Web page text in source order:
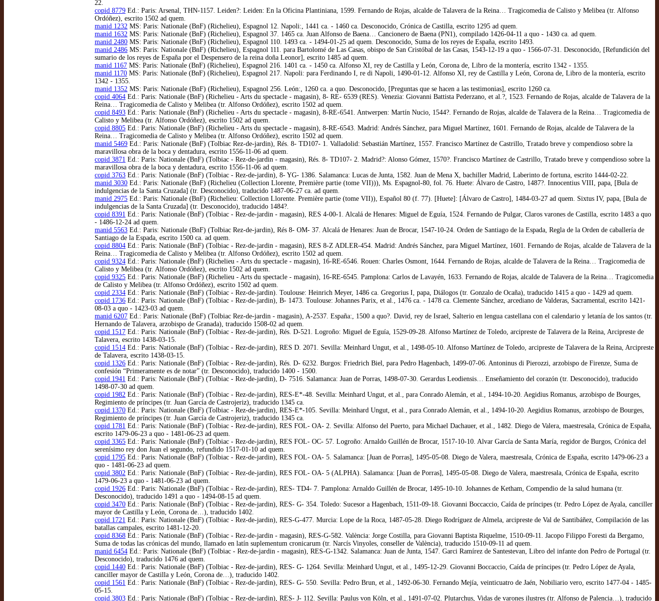
22.
copid 8779 Ed.: Paris: Arsenal, THN-1157. Leiden?: Leiden: En la Oficina Plantiniana, 1599. Fernando de Rojas, alcalde de Talavera de la Reina… Tragicomedia de Calisto y Melibea (tr. Alfonso
Ordóñez), escrito 1502 ad quem.
manid 1232 MS: Paris: Nationale (BnF) (Richelieu), Espagnol 12. Napoli:, 1441 ca. - 1460 ca. Desconocido, Crónica de Castilla, escrito 1295 ad quem.
manid 1632 MS: Paris: Nationale (BnF) (Richelieu), Espagnol 37. 1465 ca. Juan Alfonso de Baena… Cancionero de Baena (PN1), compilado 1426-04-11 a quo - 1430 ca. ad quem.
manid 2480 MS: Paris: Nationale (BnF) (Richelieu), Espagnol 110. 1493 ca. - 1494-01-25 ad quem. Desconocido, Suma de los reyes de España, escrito 1493.
manid 2486 MS: Paris: Nationale (BnF) (Richelieu), Espagnol 111. para Bartolomé de Las Casas, obispo de San Cristóbal de las Casas, 1543-12-19 a quo - 1566-07-31. Desconocido, [Refundición del
sumario de los reyes de España por el Despensero de la reina doña Leonor], escrito 1485 ad quem.
manid 1167 MS: Paris: Nationale (BnF) (Richelieu), Espagnol 216. 1401 ca. - 1450 ca. Alfonso XI, rey de Castilla y León, Corona de, Libro de la montería, escrito 1342 - 1355.
manid 1170 MS: Paris: Nationale (BnF) (Richelieu), Espagnol 217. Napoli: para Ferdinando I, re di Napoli, 1490-01-12. Alfonso XI, rey de Castilla y León, Corona de, Libro de la montería, escrito
1342 - 1355.
manid 1352 MS: Paris: Nationale (BnF) (Richelieu), Espagnol 256. León:, 1260 ca. a quo. Desconocido, [Preguntas que se hacen a las testimonias], escrito 1260 ca.
copid 4064 Ed.: Paris: Nationale (BnF) (Richelieu - Arts du spectacle - magasin), 8- RE- 6539 (RES). Venezia: Giovanni Battista Pederzano, et al.?, 1523. Fernando de Rojas, alcalde de Talavera de la
Reina… Tragicomedia de Calisto y Melibea (tr. Alfonso Ordóñez), escrito 1502 ad quem.
copid 8493 Ed.: Paris: Nationale (BnF) (Richelieu - Arts du spectacle - magasin), 8-RE-6541. Antwerpen: Martín Nucio, 1544?. Fernando de Rojas, alcalde de Talavera de la Reina… Tragicomedia de
Calisto y Melibea (tr. Alfonso Ordóñez), escrito 1502 ad quem.
copid 8805 Ed.: Paris: Nationale (BnF) (Richelieu - Arts du spectacle - magasin), 8-RE-6543. Madrid: Andrés Sánchez, para Miguel Martínez, 1601. Fernando de Rojas, alcalde de Talavera de la
Reina… Tragicomedia de Calisto y Melibea (tr. Alfonso Ordóñez), escrito 1502 ad quem.
manid 5469 Ed.: Paris: Nationale (BnF) (Tolbiac Rez-de-jardin), Rés. 8- TD107- 1. Valladolid: Sebastián Martínez, 1557. Francisco Martínez de Castrillo, Tratado breve y compendioso sobre la
maravillosa obra de la boca y dentadura, escrito 1556-11-06 ad quem.
copid 3871 Ed.: Paris: Nationale (BnF) (Tolbiac - Rez-de-jardin - magasin), Rés. 8- TD107- 2. Madrid?: Alonso Gómez, 1570?. Francisco Martínez de Castrillo, Tratado breve y compendioso sobre la
maravillosa obra de la boca y dentadura, escrito 1556-11-06 ad quem.
copid 3763 Ed.: Paris: Nationale (BnF) (Tolbiac - Rez-de-jardin), 8- YG- 1386. Salamanca: Lucas de Junta, 1582. Juan de Mena X, bachiller Madrid, Laberinto de fortuna, escrito 1444-02-22.
manid 3030 Ed.: Paris: Nationale (BnF) (Richelieu (Collection Llorente, Première partie (tome VII))), Ms. Espagnol-80, fol. 76. Huete: Álvaro de Castro, 1487?. Innocentius VIII, papa, [Bula de
indulgencias de la Santa Cruzada] (tr. Desconocido), traducido 1487-06-27 ca. ad quem.
manid 2975 Ed.: Paris: Nationale (BnF) (Richelieu: Collection Llorente. Première partie (tome VII)), Español 80 (f. 77). [Huete]: [Álvaro de Castro], 1484-03-27 ad quem. Sixtus IV, papa, [Bula de
indulgencias de la Santa Cruzada] (tr. Desconocido), traducido 1484?.
copid 8391 Ed.: Paris: Nationale (BnF) (Tolbiac - Rez-de-jardin - magasin), RES 4-00-1. Alcalá de Henares: Miguel de Eguía, 1524. Fernando de Pulgar, Claros varones de Castilla, escrito 1483 a quo
- 1486-12-24 ad quem.
manid 5563 Ed.: Paris: Nationale (BnF) (Tolbiac Rez-de-jardin), Rés 8- OM- 37. Alcalá de Henares: Juan de Brocar, 1547-10-24. Orden de Santiago de la Espada, Regla de la Orden de caballería de
Santiago de la Espada, escrito 1500 ca. ad quem.
copid 8804 Ed.: Paris: Nationale (BnF) (Tolbiac - Rez-de-jardin - magasin), RES 8-Z ADLER-454. Madrid: Andrés Sánchez, para Miguel Martínez, 1601. Fernando de Rojas, alcalde de Talavera de la
Reina… Tragicomedia de Calisto y Melibea (tr. Alfonso Ordóñez), escrito 1502 ad quem.
copid 9324 Ed.: Paris: Nationale (BnF) (Richelieu - Arts du spectacle - magasin), 16-RE-6546. Rouen: Charles Osmont, 1644. Fernando de Rojas, alcalde de Talavera de la Reina… Tragicomedia de
Calisto y Melibea (tr. Alfonso Ordóñez), escrito 1502 ad quem.
copid 9325 Ed.: Paris: Nationale (BnF) (Richelieu - Arts du spectacle - magasin), 16-RE-6545. Pamplona: Carlos de Lavayén, 1633. Fernando de Rojas, alcalde de Talavera de la Reina… Tragicomedia
de Calisto y Melibea (tr. Alfonso Ordóñez), escrito 1502 ad quem.
copid 2334 Ed.: Paris: Nationale (BnF) (Tolbiac - Rez-de-jardin). Toulouse: Heinrich Meyer, 1486 ca. Gregorius I, papa, Diálogos (tr. Gonzalo de Ocaña), traducido 1415 a quo - 1429 ad quem.
copid 1736 Ed.: Paris: Nationale (BnF) (Tolbiac - Rez-de-jardin), B- 1473. Toulouse: Johannes Parix, et al., 1476 ca. - 1478 ca. Clemente Sánchez, arcediano de Valderas, Sacramental, escrito 1421-
08-03 a quo - 1423-03 ad quem.
manid 6207 Ed.: Paris: Nationale (BnF) (Tolbiac Rez-de-jardin - magasin), A-2537. España:, 1500 a quo?. David, rey de Israel, Salterio en lengua castellana con el calendario y letanía de los santos (tr.
Hernando de Talavera, arzobispo de Granada), traducido 1508-02 ad quem.
copid 1517 Ed.: Paris: Nationale (BnF) (Tolbiac - Rez-de-jardin), Rés. D-521. Logroño: Miguel de Eguía, 1529-09-28. Alfonso Martínez de Toledo, arcipreste de Talavera de la Reina, Arcipreste de
Talavera, escrito 1438-03-15.
copid 1514 Ed.: Paris: Nationale (BnF) (Tolbiac - Rez-de-jardin), RES D. 2071. Sevilla: Meinhard Ungut, et al., 1498-05-10. Alfonso Martínez de Toledo, arcipreste de Talavera de la Reina, Arcipreste
de Talavera, escrito 1438-03-15.
copid 1326 Ed.: Paris: Nationale (BnF) (Tolbiac - Rez-de-jardin), Rés. D- 6232. Burgos: Friedrich Biel, para Pedro Hagenbach, 1499-07-06. Antoninus di Pierozzi, arzobispo de Firenze, Suma de
confesión “Primeramente es de notar” (tr. Desconocido), traducido 1400 - 1500.
copid 1941 Ed.: Paris: Nationale (BnF) (Tolbiac - Rez-de-jardin), D- 7516. Salamanca: Juan de Porras, 1498-07-30. Gerardus Leodiensis… Enseñamiento del corazón (tr. Desconocido), traducido
1498-07-30 ad quem.
copid 1982 Ed.: Paris: Nationale (BnF) (Tolbiac - Rez-de-jardin), RES-E*-48. Sevilla: Meinhard Ungut, et al., para Conrado Alemán, et al., 1494-10-20. Aegidius Romanus, arzobispo de Bourges,
Regimiento de príncipes (tr. Juan García de Castrojeriz), traducido 1345 ca.
copid 1370 Ed.: Paris: Nationale (BnF) (Tolbiac - Rez-de-jardin), RES-E*-105. Sevilla: Meinhard Ungut, et al., para Conrado Alemán, et al., 1494-10-20. Aegidius Romanus, arzobispo de Bourges,
Regimiento de príncipes (tr. Juan García de Castrojeriz), traducido 1345 ca.
copid 1781 Ed.: Paris: Nationale (BnF) (Tolbiac - Rez-de-jardin), RES FOL- OA- 2. Sevilla: Alfonso del Puerto, para Michael Dachauer, et al., 1482. Diego de Valera, maestresala, Crónica de España,
escrito 1479-06-23 a quo - 1481-06-23 ad quem.
copid 3365 Ed.: Paris: Nationale (BnF) (Tolbiac - Rez-de-jardin), RES FOL- OC- 57. Logroño: Arnaldo Guillén de Brocar, 1517-10-10. Alvar García de Santa María, regidor de Burgos, Crónica del
serenísimo rey don Juan el segundo, refundido 1517-01-10 ad quem.
copid 1795 Ed.: Paris: Nationale (BnF) (Tolbiac - Rez-de-jardin), RES FOL- OA- 5. Salamanca: [Juan de Porras], 1495-05-08. Diego de Valera, maestresala, Crónica de España, escrito 1479-06-23 a
quo - 1481-06-23 ad quem.
copid 3802 Ed.: Paris: Nationale (BnF) (Tolbiac - Rez-de-jardin), RES FOL- OA- 5 (ALPHA). Salamanca: [Juan de Porras], 1495-05-08. Diego de Valera, maestresala, Crónica de España, escrito
1479-06-23 a quo - 1481-06-23 ad quem.
copid 1926 Ed.: Paris: Nationale (BnF) (Tolbiac - Rez-de-jardin), RES- TD4- 7. Pamplona: Arnaldo Guillén de Brocar, 1495-10-10. Johannes de Ketham, Compendio de la salud humana (tr.
Desconocido), traducido 1491 a quo - 1494-08-15 ad quem.
copid 3470 Ed.: Paris: Nationale (BnF) (Tolbiac - Rez-de-jardin), RES- G- 354. Toledo: Sucesor a Hagenbach, 1511-09-18. Giovanni Boccaccio, Caída de príncipes (tr. Pedro López de Ayala, canciller
mayor de Castilla y León, Corona de…), traducido 1402.
copid 1721 Ed.: Paris: Nationale (BnF) (Tolbiac - Rez-de-jardin), RES-G-477. Murcia: Lope de la Roca, 1487-05-28. Diego Rodríguez de Almela, arcipreste de Val de Santibáñez, Compilación de las
batallas campales, escrito 1481-12-20.
copid 8368 Ed.: Paris: Nationale (BnF) (Tolbiac - Rez-de-jardin - magasin), RES-G-582. València: Jorge Costilla, para Giovanni Baptista Riquelme, 1510-09-11. Jacopo Filippo Foresti da Bergamo,
Suma de todas las crónicas del mundo, llamado en latín suplementum cronicarum (tr. Narcís Vinyoles, conseller de València), traducido 1510-09-11 ad quem.
manid 6454 Ed.: Paris: Nationale (BnF) (Tolbiac - Rez-de-jardin - magasin), RES-G-1342. Salamanca: Juan de Junta, 1547. Garci Ramírez de Santestevan, Libro del infante don Pedro de Portugal (tr.
Desconocido), traducido 1476 ad quem.
copid 1440 Ed.: Paris: Nationale (BnF) (Tolbiac - Rez-de-jardin), RES- G- 1264. Sevilla: Meinhard Ungut, et al., 1495-12-29. Giovanni Boccaccio, Caída de príncipes (tr. Pedro López de Ayala,
canciller mayor de Castilla y León, Corona de…), traducido 1402.
copid 1561 Ed.: Paris: Nationale (BnF) (Tolbiac - Rez-de-jardin), RES- G- 550. Sevilla: Pedro Brun, et al., 1492-06-30. Fernando Mejía, veinticuatro de Jaén, Nobiliario vero, escrito 1477-04 - 1485-
05-15.
copid 3803 Ed.: Paris: Nationale (BnF) (Tolbiac - Rez-de-jardin), RES- J- 112. Sevilla: Paulus von Köln, et al., 1491-07-02. Plutarchus, Vidas de varones ilustres (tr. Alfonso de Palencia…), traducido